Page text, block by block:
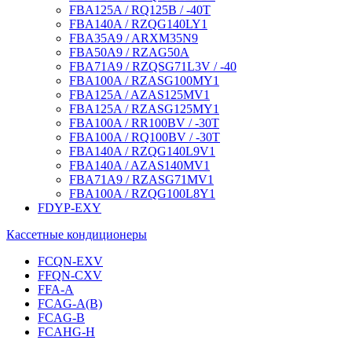
FBA125A / RQ125B / -40T
FBA140A / RZQG140LY1
FBA35A9 / ARXM35N9
FBA50A9 / RZAG50A
FBA71A9 / RZQSG71L3V / -40
FBA100A / RZASG100MY1
FBA125A / AZAS125MV1
FBA125A / RZASG125MY1
FBA100A / RR100BV / -30T
FBA100A / RQ100BV / -30T
FBA140A / RZQG140L9V1
FBA140A / AZAS140MV1
FBA71A9 / RZASG71MV1
FBA100A / RZQG100L8Y1
FDYP-EXY
Кассетные кондиционеры
FCQN-EXV
FFQN-CXV
FFA-A
FCAG-A(B)
FCAG-B
FCAHG-H